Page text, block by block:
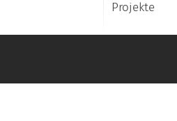
Projekte